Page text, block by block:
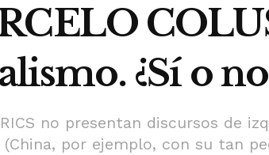
¿Sí o
no presentan discursos de
por ejemplo, con su tan